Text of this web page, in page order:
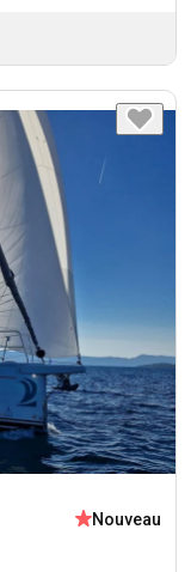
Nouveau